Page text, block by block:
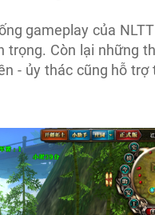
gameplay của
Còn lại những
- ủy thác cũng hỗ